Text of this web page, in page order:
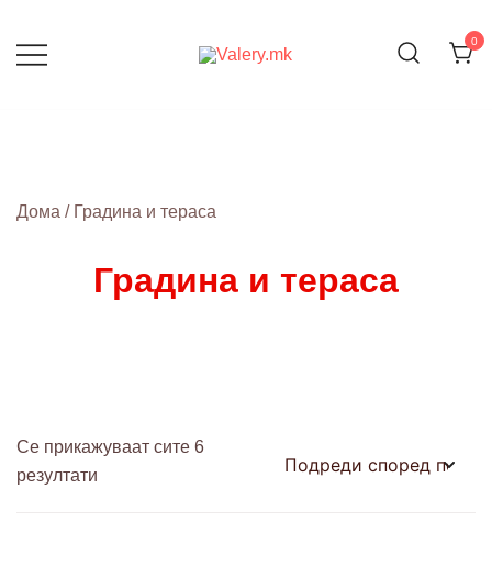
content
0
Дома / Градина и тераса
Градина и тераса
Се прикажуваат сите 6
резултати